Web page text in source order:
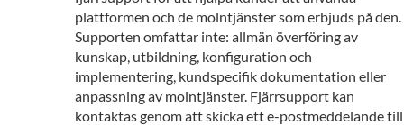
plattformen och de molntjänster som erbjuds på den.
Supporten omfattar inte: allmän överföring av
kunskap, utbildning, konfiguration och
implementering, kundspecifik dokumentation eller
anpassning av molntjänster. Fjärrsupport kan
kontaktas genom att skicka ett e-postmeddelande till